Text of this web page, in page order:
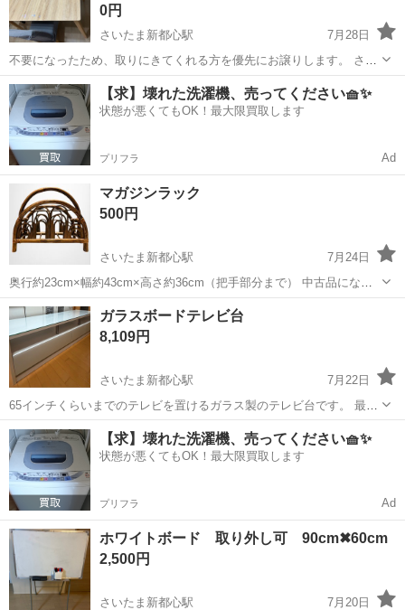
0円
さいたま新都心駅
7月28日
不要になったため、取りにきてくれる方を優先にお譲りします。 さい
たま市の自宅まで引き取りに来ていただける日程が一番早い方を優先
いたします。 ・木製ダイニングテーブル ・チェア×2 テーブルサイズ
は次のとおりで...
埼玉 さいたま市 さいたま新都心駅 ダイニングセット
【求】壊れた洗濯機、売ってください🧺✨
状態が悪くてもOK！最大限買取します
プリフラ Ad
マガジンラック
500円
さいたま新都心駅
7月24日
奥行約23cm×幅約43cm×高さ約36cm（把手部分まで） 中古品になり
ます。 状態は写真にてご確認ください・ ご理解頂ける方ご購入お願い
致します(^^)
埼玉 さいたま市 さいたま新都心駅
マガジンラック
ガラスボードテレビ台
8,109円
さいたま新都心駅
7月22日
65インチくらいまでのテレビを置けるガラス製のテレビ台です。 最後
の画像は55インチのテレビを置いたイメージです。 幅 外寸1500mm
内寸1445mm 奥 外寸445mm 内寸440mm 高さ ...
埼玉 さいたま市 さいたま新都心駅 収納家具
【求】壊れた洗濯機、売ってください🧺✨
状態が悪くてもOK！最大限買取します
プリフラ Ad
ホワイトボード 取り外し可 90cm✖︎60cm
2,500円
さいたま新都心駅 7月20日